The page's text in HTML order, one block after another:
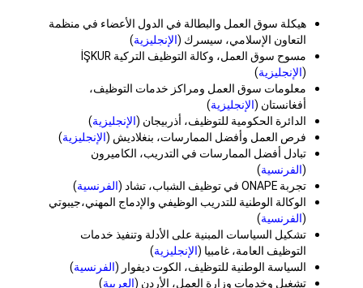
هيكلة سوق العمل والبطالة في الدول الأعضاء في منظمة
التعاون الإسلامي، سيسرك ( الإنجليزية)
مسوح سوق العمل، وكالة التوظيف التركية İŞKUR
الإنجليزية)
معلومات سوق العمل ومراكز خدمات التوظيف،
أفغانستان (الإنجليزية)
الدائرة الحكومية للتوظيف، أذربيجان (الإنجليزية)
فرص العمل وأفضل الممارسات، بنغلاديش (الإنجليزية)
تبادل أفضل الممارسات في التدريب، الكاميرون
الفرنسية)
تجربة ONAPE في توظيف الشباب، تشاد (
الفرنسية)
الوكالة الوطنية للتدريب الوظيفي والإدماج المهني،جيبوتي
الفرنسية)
تشكيل السياسات المبنية على الأدلة وتنفيذ خدمات
التوظيف العامة، غامبيا (الإنجليزية)
السياسة الوطنية للتوظيف، الكوت ديفوار (الفرنسية)
تشغيل وخدمات وزارة العمل، الأردن (العربية)